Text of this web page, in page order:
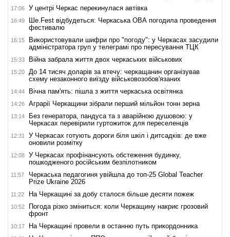
17:06 У центрі Черкас перекинулася автівка
16:49
Ше.Fest відбудеться: Черкаська ОВА погодила проведення
фестивалю
16:15
Використовували шифри про "погоду": у Черкасах засудили
адміністратора груп у телеграмі про пересування ТЦК
15:33 Війна забрала життя двох черкаських військових
15:20
До 14 тисяч доларів за втечу: черкащанин організував
схему незаконного виїзду військовозобов'язаних
14:44 Вічна пам'ять: пішла з життя черкаська освітянка
14:26 Аграрії Черкащини зібрали перший мільйон тонн зерна
13:14
Без генератора, пандуса та з аварійною душовою: у
Черкасах перевірили гуртожиток для переселенців
12:31
У Черкасах готують дороги біля шкіл і дитсадків: де вже
оновили розмітку
12:08
У Черкасах профінансують обстеження будинку,
пошкодженого російським безпілотником
11:57
Черкаська педагогиня увійшла до топ-25 Global Teacher
Prize Ukraine 2026
11:22 На Черкащині за добу сталося більше десяти пожеж
10:52
Погода різко зміниться: коли Черкащину накриє грозовий
фронт
10:17 На Черкащині провели в останню путь прикордонника